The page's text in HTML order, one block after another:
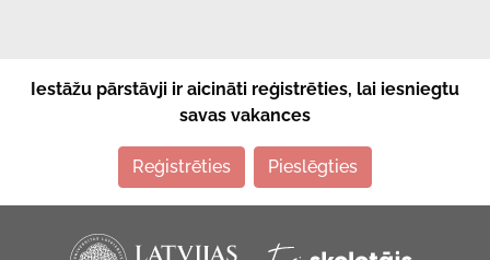
Iestāžu pārstāvji ir aicināti reģistrēties, lai iesniegtu
savas vakances
Reģistrēties Pieslēgties